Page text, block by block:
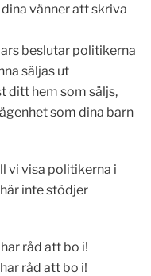
vänner att skriva
beslutar politikerna
säljas ut
ditt hem som säljs,
som dina barn
vi visa politikerna i
inte stödjer
råd att bo i!
råd att bo i!